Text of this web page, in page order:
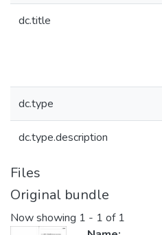
dc.title
dc.type
dc.type.description
Files
Original bundle
Now showing 1 - 1 of 1